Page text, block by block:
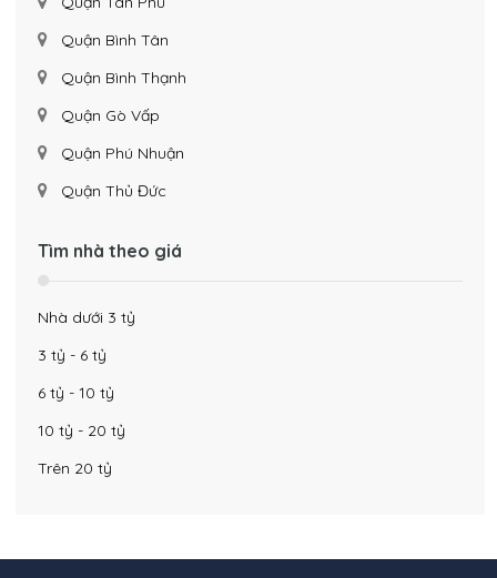
Quận Bình Tân
Quận Bình Thạnh
Quận Gò Vấp
Quận Phú Nhuận
Quận Thủ Đức
Tìm nhà theo giá
Nhà dưới 3 tỷ
3 tỷ - 6 tỷ
6 tỷ - 10 tỷ
10 tỷ - 20 tỷ
Trên 20 tỷ